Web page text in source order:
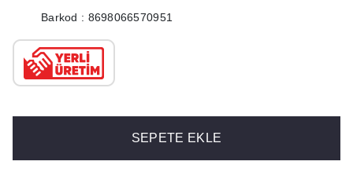
Barkod : 8698066570951
SEPETE EKLE